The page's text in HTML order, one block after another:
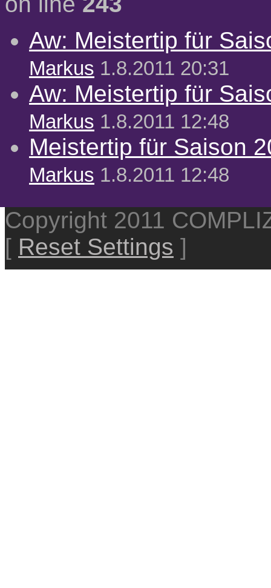
Aw: Meistertip für
Markus 1.8.2011 20:31
Aw: Meistertip für
Markus 1.8.2011 12:48
Meistertip für Saison
Markus 1.8.2011 12:48
Copyright 2011
[ Reset Settings ]